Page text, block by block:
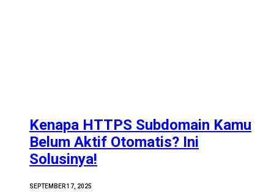
Kenapa HTTPS Subdomain Kamu
Belum Aktif Otomatis? Ini
Solusinya!
SEPTEMBER 17, 2025